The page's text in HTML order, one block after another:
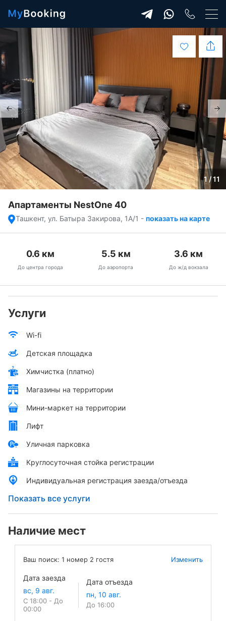
1 / 11
Апартаменты NestOne 40
Ташкент, ул. Батыра Закирова, 1А/1 - показать на карте
0.6 км
До центра города
5.5 км
До аэропорта
3.6 км
До ж/д вокзала
Услуги
Wi-fi
Детская площадка
Химчистка (платно)
Магазины на территории
Мини-маркет на территории
Лифт
Уличная парковка
Круглосуточная стойка регистрации
Индивидуальная регистрация заезда/отъезда
Показать все услуги
Наличие мест
Ваш поиск: 1 номер 2 гостя Изменить
Дата заезда
С 18:00 - До
00:00
Дата отъезда
До 16:00